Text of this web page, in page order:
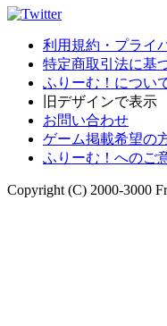
利用規約・プライ
特定商取引法に基
ふりーむ！につい
旧デザインで表示
お問い合わせ
ゲーム掲載希望の
ふりーむ！へのご
Copyright (C) 2000-3000